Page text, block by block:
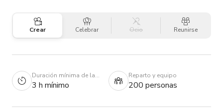
Crear Celebrar Ocio Reunirse
Duración mínima de la
reserva
3 h mínimo
Reparto y equipo
200 personas